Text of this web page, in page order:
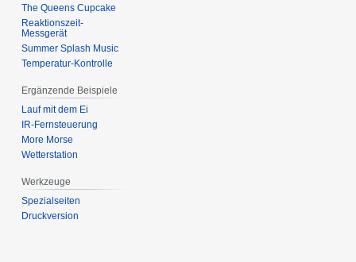
The Queens Cupcake
Reaktionszeit-
Messgerät
Summer Splash Music
Temperatur-Kontrolle
Ergänzende Beispiele
Lauf mit dem Ei
IR-Fernsteuerung
More Morse
Wetterstation
Werkzeuge
Spezialseiten
Druckversion